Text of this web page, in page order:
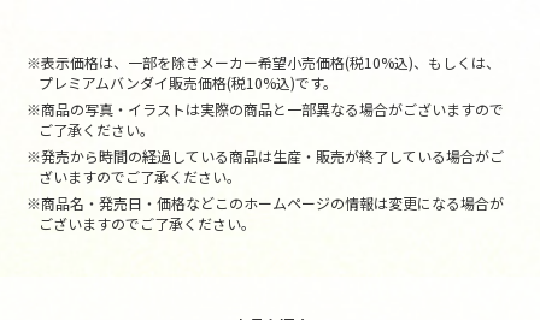
※表示価格は、一部を除きメーカー希望小売価格(税10%込)、もしくは、
プレミアムバンダイ販売価格(税10%込)です。
※商品の写真・イラストは実際の商品と一部異なる場合がございますので
ご了承ください。
※発売から時間の経過している商品は生産・販売が終了している場合がご
ざいますのでご了承ください。
※商品名・発売日・価格などこのホームページの情報は変更になる場合が
ございますのでご了承ください。